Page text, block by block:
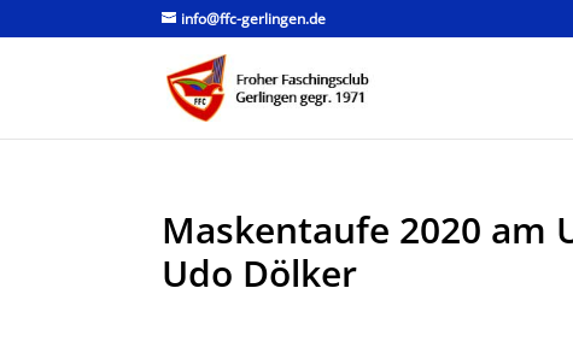
info@ffc-gerlingen.de
Maskentaufe 2020
Udo Dölker